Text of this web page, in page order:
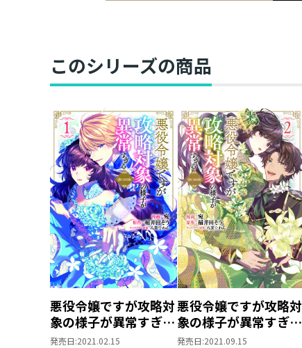
このシリーズの商品
悪役令嬢ですが攻略対
象の様子が異常すぎる
@COMIC 第1巻
発売日:2021.02.15
悪役令嬢ですが攻略対
象の様子が異常すぎる
@COMIC 第2巻
発売日:2021.09.15